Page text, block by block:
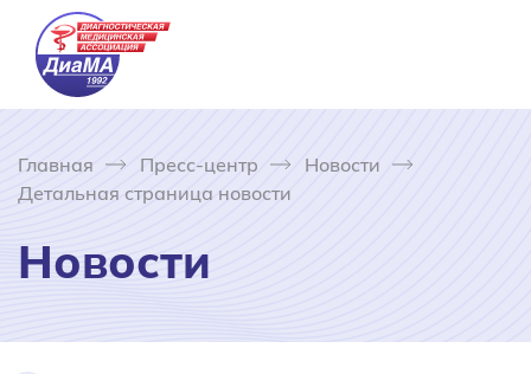
Главная Пресс-центр
Новости
Детальная страница новости
Новости